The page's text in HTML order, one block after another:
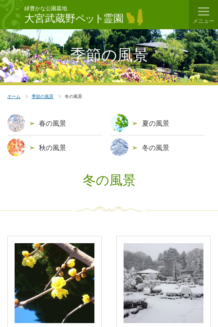
緑豊かな公園墓地
大宮武蔵野ペット霊園 メニュー
季節の風景
ホーム 季節の風景 冬の風景
春の風景 夏の風景
秋の風景 冬の風景
冬の風景